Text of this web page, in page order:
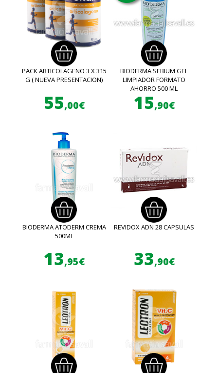
PACK ARTICOLAGENO 3 X 315
G ( NUEVA PRESENTACION)
55,00€
BIODERMA SEBIUM GEL
LIMPIADOR FORMATO
AHORRO 500 ML
15,90€
BIODERMA ATODERM CREMA
500ML
13,95€
REVIDOX ADN 28 CAPSULAS
33,90€